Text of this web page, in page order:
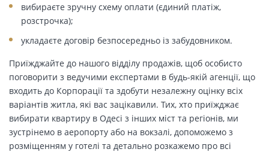
вибираєте зручну схему оплати (єдиний платіж,
розстрочка);
укладаєте договір безпосередньо із забудовником.
Приїжджайте до нашого відділу продажів, щоб особисто
поговорити з ведучими експертами в будь-якій агенції, що
входить до Корпорації та здобути незалежну оцінку всіх
варіантів житла, які вас зацікавили. Тих, хто приїжджає
вибирати квартиру в Одесі з інших міст та регіонів, ми
зустрінемо в аеропорту або на вокзалі, допоможемо з
розміщенням у готелі та детально розкажемо про всі